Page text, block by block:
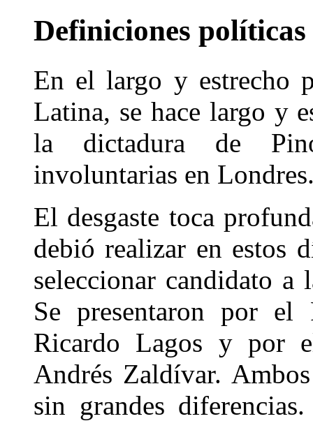
Definiciones
En el largo y estrecho
Latina, se hace largo y
la dictadura de
involuntarias en
El desgaste toca
debió realizar en estos
seleccionar candidato a
Se presentaron por
Ricardo Lagos y por
Andrés Zaldívar.
sin grandes